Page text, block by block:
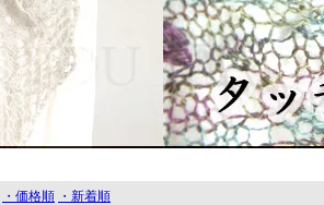
・価格順 ・新着順